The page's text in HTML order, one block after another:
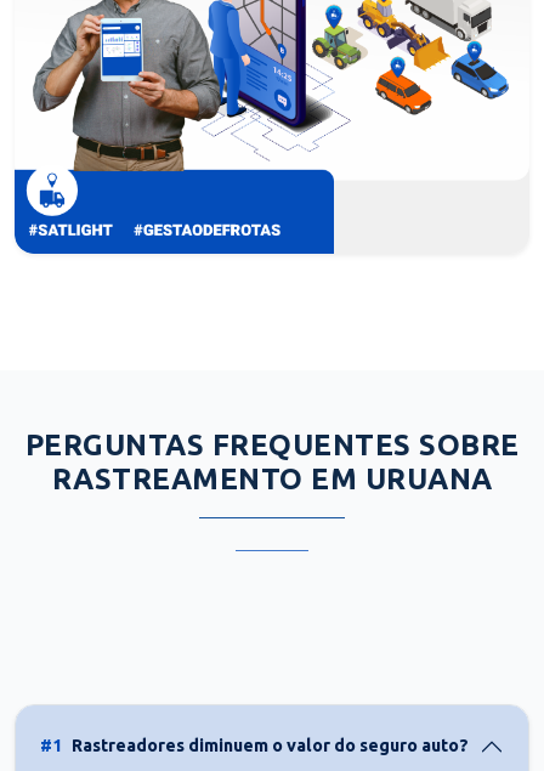
PERGUNTAS FREQUENTES SOBRE
RASTREAMENTO EM URUANA
#1 Rastreadores diminuem o valor do seguro auto?